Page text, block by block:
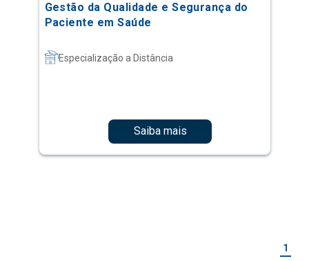
Gestão da Qualidade e Segurança do
Paciente em Saúde
Especialização a Distância
Saiba mais
1